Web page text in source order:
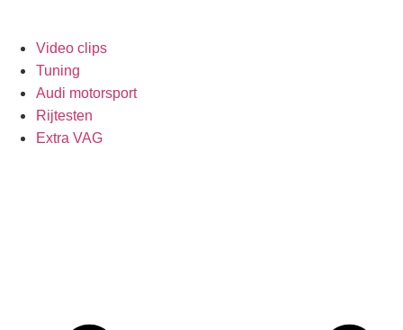
Video clips
Tuning
Audi motorsport
Rijtesten
Extra VAG